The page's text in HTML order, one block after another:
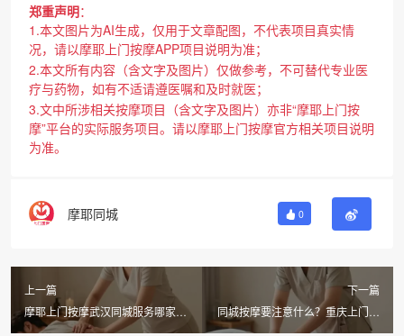
郑重声明：
1.本文图片为AI生成，仅用于文章配图，不代表项目真实情
况，请以摩耶上门按摩APP项目说明为准；
2.本文所有内容（含文字及图片）仅做参考，不可替代专业医
疗与药物，如有不适请遵医嘱和及时就医；
3.文中所涉相关按摩项目（含文字及图片）亦非“摩耶上门按
摩”平台的实际服务项目。请以摩耶上门按摩官方相关项目说明
为准。
摩耶同城 0
上一篇
摩耶上门按摩武汉同城服务哪家强
性价比高一文揭秘
下一篇
同城按摩要注意什么？重庆上门按
摩多少钱？摩耶上门按摩30分钟极